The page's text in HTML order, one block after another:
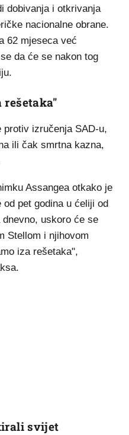
dobivanja i otkrivanja
nacionalne obrane.
62 mjeseca već
da će se nakon tog
rešetaka"
protiv izručenja SAD-u,
ili čak smrtna kazna,
Assangea otkako je
pet godina u ćeliji od
uskoro će se
Stellom i njihovom
iza rešetaka",
svijet